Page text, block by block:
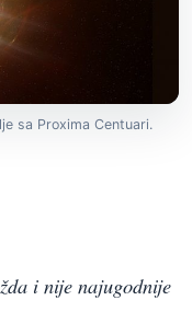
sa Proxima Centuari.
i nije najugodnije